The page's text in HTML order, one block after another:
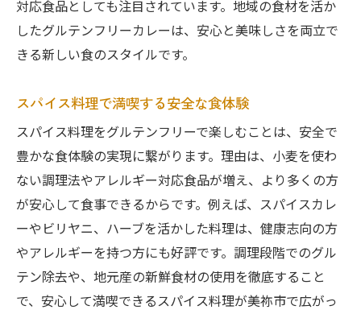
立
アレルギー対応にも嬉しいスパイス活用法
美祢市で楽しむビーガンやベジタリアンのグル
ビーガン対応グルテンフリー料理の楽しみ
方
地元野菜たっぷりのベジタリアンメニュー
提案
グルテンフリーとスパイス巡りの新発見
安全安心なビーガン対応スパイスカレー体
験
山口県美祢市で広がる新しい食生活の形
対応食品としても注目されています。地域の食材を活か
したグルテンフリーカレーは、安心と美味しさを両立で
きる新しい食のスタイルです。
スパイス料理で満喫する安全な食体験
スパイス料理をグルテンフリーで楽しむことは、安全で
豊かな食体験の実現に繋がります。理由は、小麦を使わ
ない調理法やアレルギー対応食品が増え、より多くの方
が安心して食事できるからです。例えば、スパイスカレ
ーやビリヤニ、ハーブを活かした料理は、健康志向の方
やアレルギーを持つ方にも好評です。調理段階でのグル
テン除去や、地元産の新鮮食材の使用を徹底すること
で、安心して満喫できるスパイス料理が美祢市で広がっ